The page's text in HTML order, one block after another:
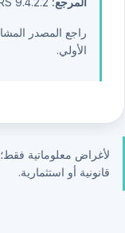
راجع المصدر
الأولي.
لأغراض معلوماتية
قانونية أو استثمارية.